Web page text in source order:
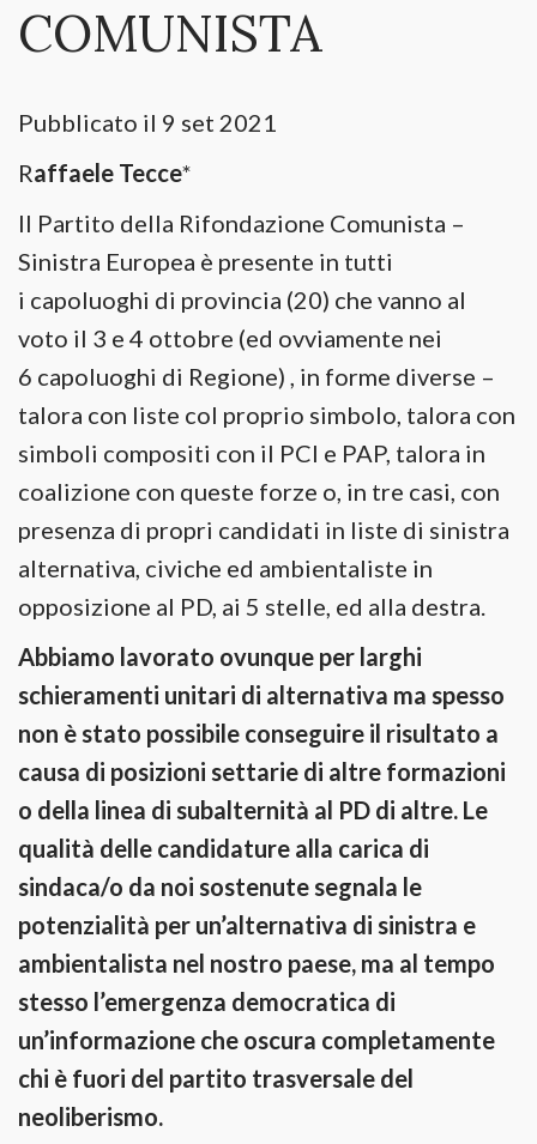
COMUNISTA
Pubblicato il 9 set 2021
Raffaele Tecce*
Il Partito della Rifondazione Comunista –
Sinistra Europea è presente in tutti
i capoluoghi di provincia (20) che vanno al
voto il 3 e 4 ottobre (ed ovviamente nei
6 capoluoghi di Regione) , in forme diverse –
talora con liste col proprio simbolo, talora con
simboli compositi con il PCI e PAP, talora in
coalizione con queste forze o, in tre casi, con
presenza di propri candidati in liste di sinistra
alternativa, civiche ed ambientaliste in
opposizione al PD, ai 5 stelle, ed alla destra.
Abbiamo lavorato ovunque per larghi
schieramenti unitari di alternativa ma spesso
non è stato possibile conseguire il risultato a
causa di posizioni settarie di altre formazioni
o della linea di subalternità al PD di altre. Le
qualità delle candidature alla carica di
sindaca/o da noi sostenute segnala le
potenzialità per un’alternativa di sinistra e
ambientalista nel nostro paese, ma al tempo
stesso l’emergenza democratica di
un’informazione che oscura completamente
chi è fuori del partito trasversale del
neoliberismo.